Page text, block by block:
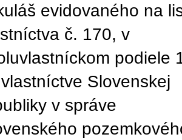
evidovaného na
č. 170, v
podiele
Slovenskej
v správe